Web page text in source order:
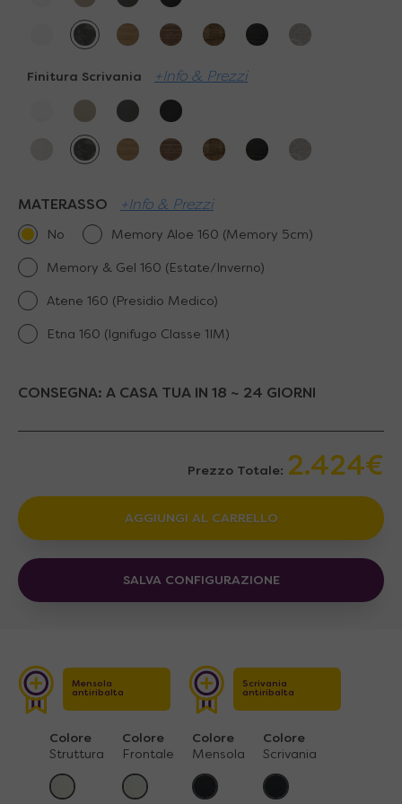
Finitura Scrivania +Info & Prezzi
MATERASSO +Info & Prezzi
No Memory Aloe 160 (Memory 5cm)
Memory & Gel 160 (Estate/Inverno)
Atene 160 (Presidio Medico)
Etna 160 (Ignifugo Classe 1IM)
CONSEGNA: A CASA TUA IN 18 ~ 24 GIORNI
Prezzo Totale: 2.424€
AGGIUNGI AL CARRELLO
SALVA CONFIGURAZIONE
Mensola
antiribalta
Scrivania
antiribalta
Colore
Struttura
Colore
Frontale
Colore
Mensola
Colore
Scrivania